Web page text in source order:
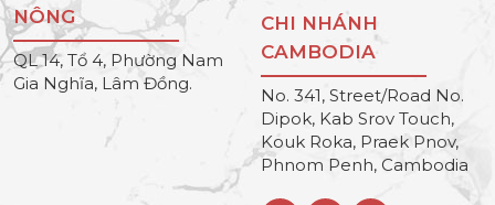
NÔNG
QL 14, Tổ 4, Phường Nam
Gia Nghĩa, Lâm Đồng.
CHI NHÁNH
CAMBODIA
No. 341, Street/Road No.
Dipok, Kab Srov Touch,
Kouk Roka, Praek Pnov,
Phnom Penh, Cambodia